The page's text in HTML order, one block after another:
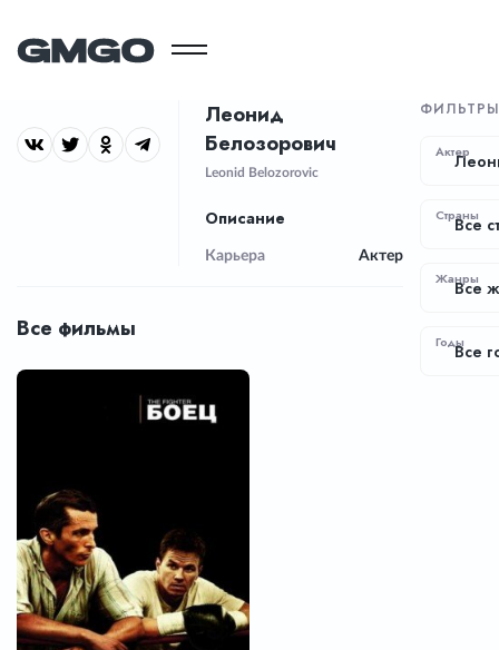
Леонид
Белозорович
Leonid Belozorovic
Описание
Карьера Актер
Все фильмы
ФИЛЬТРЫ
Актер
Страны
Все
Жанры
Все
ГодыВсе